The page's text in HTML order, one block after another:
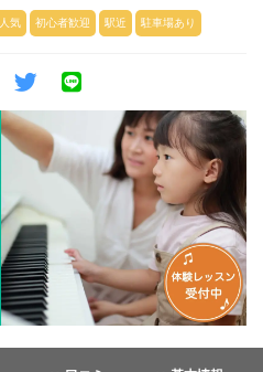
人気 初心者歓迎 駅近 駐車場あり